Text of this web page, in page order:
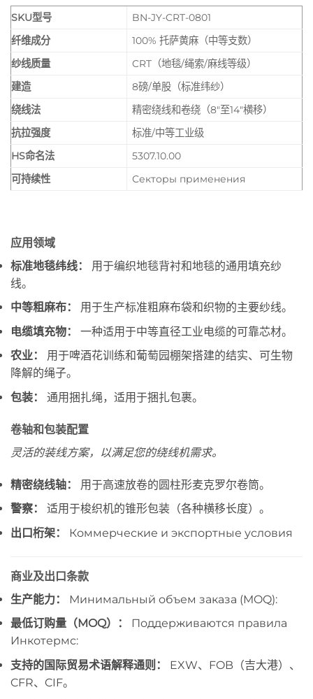
SKU型号
BN-JY-CRT-0801
纤维成分
100% 托萨黄麻（中等支数）
纱线质量
CRT（地毯/绳索/麻线等级）
建造
8磅/单股（标准纬纱）
绕线法
精密绕线和卷绕（8″至14″横移）
抗拉强度
标准/中等工业级
HS命名法
5307.10.00
可持续性
Секторы применения
应用领域
标准地毯纬线：
用于编织地毯背衬和地毯的通用填充纱
线。
中等粗麻布：
用于生产标准粗麻布袋和织物的主要纱线。
电缆填充物：
一种适用于中等直径工业电缆的可靠芯材。
农业：
用于啤酒花训练和葡萄园棚架搭建的结实、可生物
降解的绳子。
包装：
通用捆扎绳，适用于捆扎包裹。
卷轴和包装配置
灵活的装线方案，以满足您的绕线机需求。
精密绕线轴：
用于高速放卷的圆柱形麦克罗尔卷筒。
警察：
适用于梭织机的锥形包装（各种横移长度）。
出口桁架：
Коммерческие и экспортные условия
商业及出口条款
生产能力：
Минимальный объем заказа (MOQ):
最低订购量（MOQ）：
Поддерживаются правила
Инкотермс:
支持的国际贸易术语解释通则：
EXW、FOB（吉大港）、
CFR、CIF。